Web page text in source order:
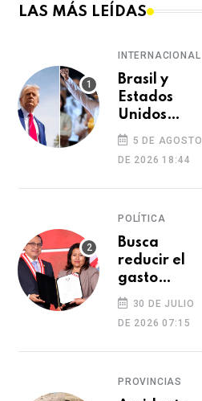
LAS MÁS LEÍDAS
INTERNACIONAL
Brasil y
Estados
Unidos
elevan
tensión
diplomática
tras retiro
embajadora
en
Washington
5 DE AGOSTO
DE 2026 18:44
POLÍTICA
Busca
reducir el
gasto
excesivo del
Congreso
30 DE JULIO
DE 2026 07:15
PROVINCIAS